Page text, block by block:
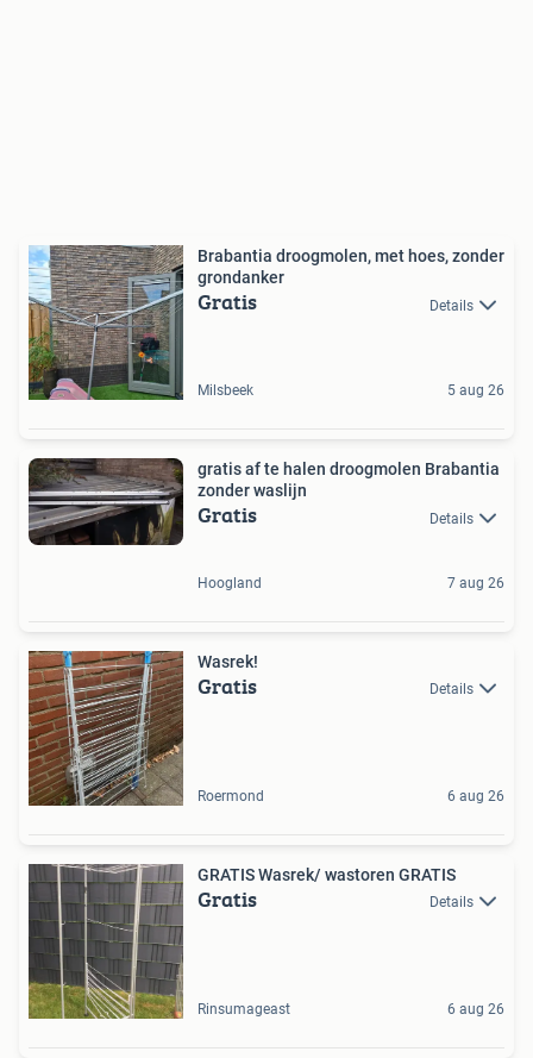
Brabantia droogmolen, met hoes, zonder
grondanker
Gratis Details
Milsbeek 5 aug 26
gratis af te halen droogmolen Brabantia
zonder waslijn
Gratis Details
Hoogland 7 aug 26
Wasrek!
Gratis Details
Roermond 6 aug 26
GRATIS Wasrek/ wastoren GRATIS
Gratis Details
Rinsumageast 6 aug 26